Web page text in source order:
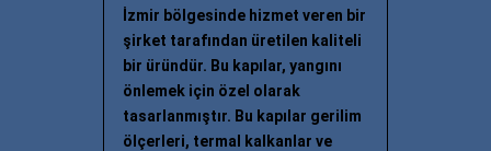
İzmir bölgesinde hizmet veren bir
şirket tarafından üretilen kaliteli
bir üründür. Bu kapılar, yangını
önlemek için özel olarak
tasarlanmıştır. Bu kapılar gerilim
ölçerleri, termal kalkanlar ve